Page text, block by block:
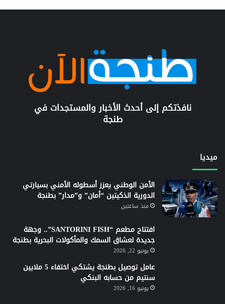
نافذتكم إلى أحدث الأخبار والمستجدات في
طنجة
ميديا
الأمن الوطني يعزز أسطوله الأمني بسيارتي
الدورية الذكيتين “أمان” و”مدار” بطنجة
منذ ساعتين
افتتاح مطعم “SANTORINI FISH”.. وجهة
جديدة لعشاق السمك والمأكولات البحرية بطنجة
يونيو 22, 2026
عامل توصيل بطنجة يشتكي اختفاء 5 ملايين
سنتيم من حسابه البنكي
يونيو 16, 2026